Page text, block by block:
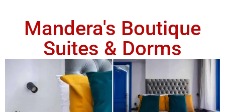
Mandera's Boutique
Suites & Dorms